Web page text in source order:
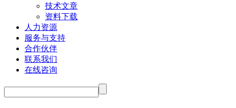
技术文章
资料下载
人力资源
服务与支持
合作伙伴
联系我们
在线咨询